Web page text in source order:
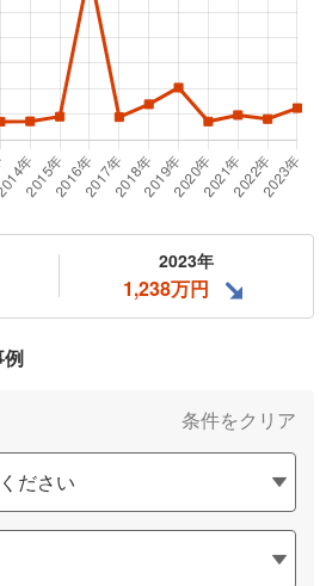
2023年
1,238万円
例
条件をクリア